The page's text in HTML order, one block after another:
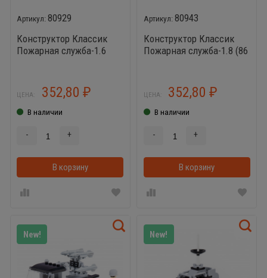
80929
Конструктор Классик
Пожарная служба-1.6
ЦЕНА: 352,80 ₽
В наличии
- +
В корзину В корзинке
80943
Конструктор Классик
Пожарная служба-1.8 (86
ЦЕНА: 352,80₽
В наличии
- +
В корзину
New! New!